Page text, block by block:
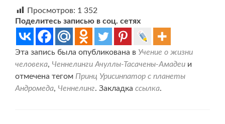
Просмотров: 1 352
Поделитесь записью в соц. сетях
Эта запись была опубликована в Учение о жизни
человека, Ченнелинги Ачуллы-Тасачены-Амадеи и
отмечена тегом Принц Урисинпатор с планеты
Андромеда, Ченнелинг. Закладка ссылка.